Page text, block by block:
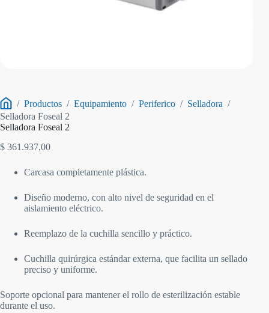
Inicio
/ Productos / Equipamiento / Periferico / Selladora /
Selladora Foseal 2
Selladora Foseal 2
$ 361.937,00
Carcasa completamente plástica.
Diseño moderno, con alto nivel de seguridad en el
aislamiento eléctrico.
Reemplazo de la cuchilla sencillo y práctico.
Cuchilla quirúrgica estándar externa, que facilita un sellado
preciso y uniforme.
Soporte opcional para mantener el rollo de esterilización estable
durante el uso.